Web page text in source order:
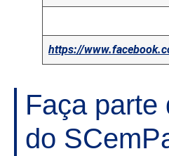
https://
Faça parte
do